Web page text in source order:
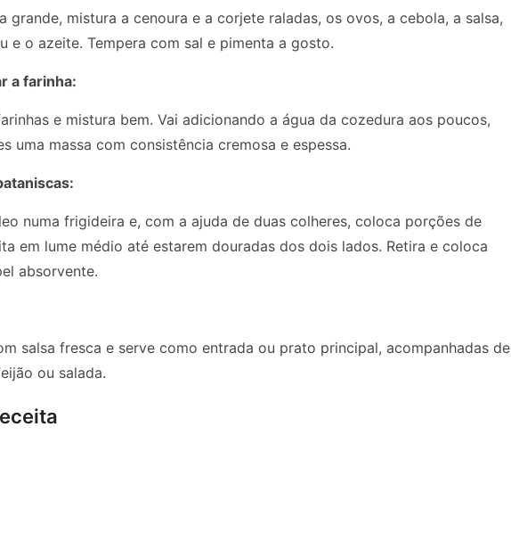
grande, mistura a cenoura e a corjete raladas, os ovos, a cebola, a salsa,
e o azeite. Tempera com sal e pimenta a gosto.
a farinha:
e mistura bem. Vai adicionando a água da cozedura aos poucos,
uma massa com consistência cremosa e espessa.
numa frigideira e, com a ajuda de duas colheres, coloca porções de
em lume médio até estarem douradas dos dois lados. Retira e coloca
absorvente.
salsa fresca e serve como entrada ou prato principal, acompanhadas de
ou salada.